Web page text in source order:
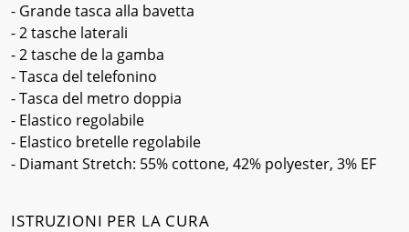
- Grande tasca alla bavetta
- 2 tasche laterali
- 2 tasche de la gamba
- Tasca del telefonino
- Tasca del metro doppia
- Elastico regolabile
- Elastico bretelle regolabile
- Diamant Stretch: 55% cottone, 42% polyester, 3% EF
ISTRUZIONI PER LA CURA